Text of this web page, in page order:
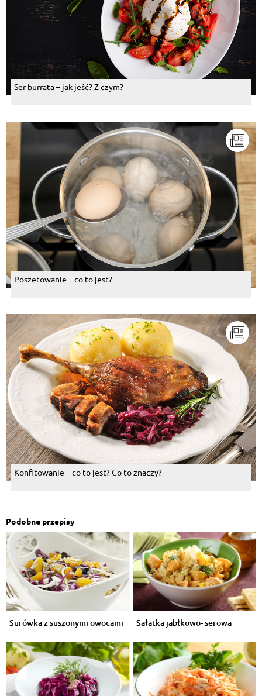
Ser burrata – jak jeść? Z czym?
Poszetowanie – co to jest?
Konfitowanie – co to jest? Co to znaczy?
Podobne przepisy
Surówka z suszonymi owocami Sałatka jabłkowo- serowa